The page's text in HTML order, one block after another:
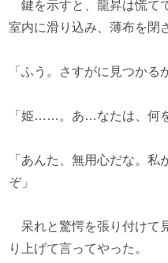
鍵を示すと、龍昇は慌て
室内に滑り込み、薄布を閉
「ふう。さすがに見つかる
「姫……。あ…なたは、何
「あんた、無用心だな。
ぞ」
呆れと驚愕を張り付けて
り上げて言ってやった。